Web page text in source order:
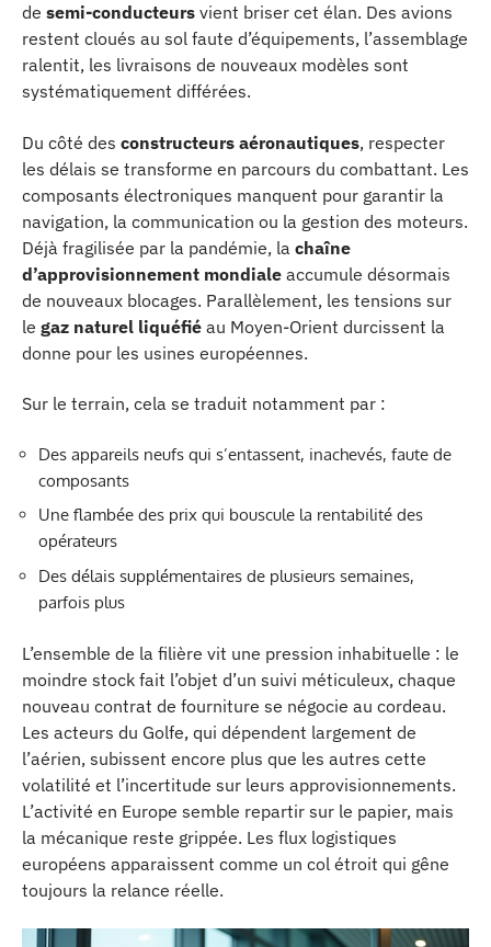
de semi-conducteurs vient briser cet élan. Des avions
restent cloués au sol faute d’équipements, l’assemblage
ralentit, les livraisons de nouveaux modèles sont
systématiquement différées.
Du côté des constructeurs aéronautiques, respecter
les délais se transforme en parcours du combattant. Les
composants électroniques manquent pour garantir la
navigation, la communication ou la gestion des moteurs.
Déjà fragilisée par la pandémie, la chaîne
d’approvisionnement mondiale accumule désormais
de nouveaux blocages. Parallèlement, les tensions sur
le gaz naturel liquéfié au Moyen-Orient durcissent la
donne pour les usines européennes.
Sur le terrain, cela se traduit notamment par :
Des appareils neufs qui s’entassent, inachevés, faute de
composants
Une flambée des prix qui bouscule la rentabilité des
opérateurs
Des délais supplémentaires de plusieurs semaines,
parfois plus
L’ensemble de la filière vit une pression inhabituelle : le
moindre stock fait l’objet d’un suivi méticuleux, chaque
nouveau contrat de fourniture se négocie au cordeau.
Les acteurs du Golfe, qui dépendent largement de
l’aérien, subissent encore plus que les autres cette
volatilité et l’incertitude sur leurs approvisionnements.
L’activité en Europe semble repartir sur le papier, mais
la mécanique reste grippée. Les flux logistiques
européens apparaissent comme un col étroit qui gêne
toujours la relance réelle.